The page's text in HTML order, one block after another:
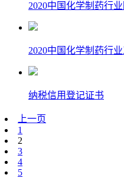
2020中国化学制药行
2020中国化学制药行
纳税信用登记证书
上一页
1
2
3
4
5